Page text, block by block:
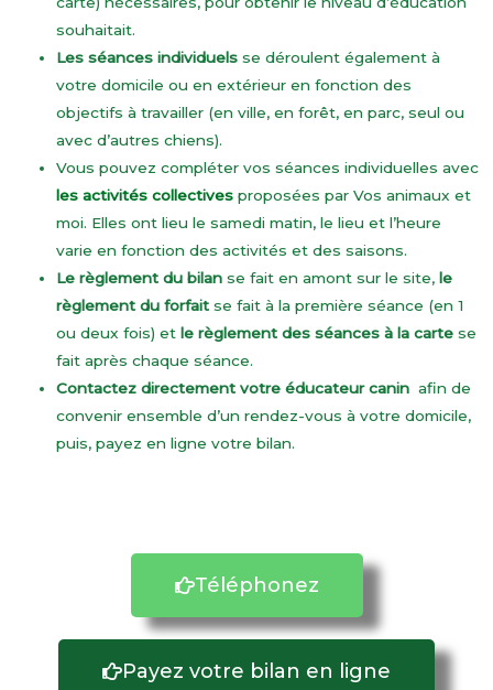
souhaitait.
Les séances individuels se déroulent également à
votre domicile ou en extérieur en fonction des
objectifs à travailler (en ville, en forêt, en parc, seul ou
avec d’autres chiens).
Vous pouvez compléter vos séances individuelles avec
les activités collectives proposées par Vos animaux et
moi. Elles ont lieu le samedi matin, le lieu et l’heure
varie en fonction des activités et des saisons.
Le règlement du bilan se fait en amont sur le site,le
règlement du forfait se fait à la première séance (en 1
ou deux fois) etle règlement des séances à la carte se
fait après chaque séance.
Contactez directement votre éducateur canin afin de
convenir ensemble d’un rendez-vous à votre domicile,
puis, payez en ligne votre bilan.
Téléphonez
Payez votre bilan en ligne